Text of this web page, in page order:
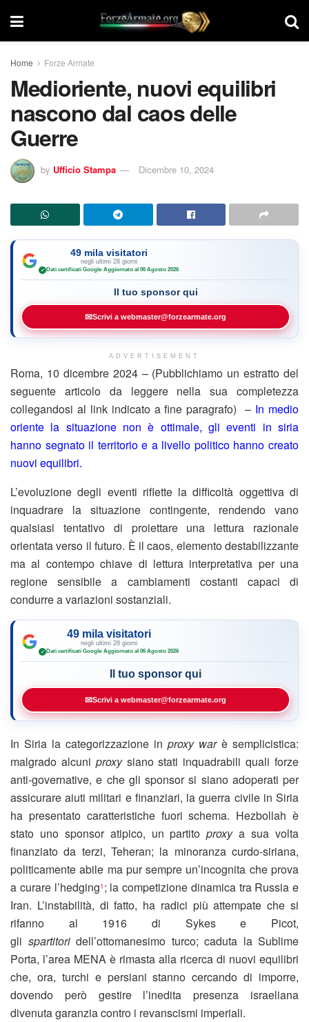
Home Forze Armate
Medioriente, nuovi equilibri
nascono dal caos delle
Guerre
by Ufficio Stampa Dicembre 10, 2024
49 mila visitatori
negli ultimi 28 giorni
✓ Dati certificati Google·Aggiornato al 06 Agosto 2026
Il tuo sponsor qui
✉Scrivi a webmaster@forzearmate.org
ADVERTISEMENT
Roma, 10 dicembre 2024 – (Pubblichiamo un estratto del
seguente articolo da leggere nella sua completezza
collegandosi al link indicato a fine paragrafo) – In medio
oriente la situazione non è ottimale, gli eventi in siria
hanno segnato il territorio e a livello politico hanno creato
nuovi equilibri.
L’evoluzione degli eventi riflette la difficoltà oggettiva di
inquadrare la situazione contingente, rendendo vano
qualsiasi tentativo di proiettare una lettura razionale
orientata verso il futuro. È il caos, elemento destabilizzante
ma al contempo chiave di lettura interpretativa per una
regione sensibile a cambiamenti costanti capaci di
condurre a variazioni sostanziali.
49 mila visitatori
negli ultimi 28 giorni
✓ Dati certificati Google·Aggiornato al 06 Agosto 2026
Il tuo sponsor qui
✉Scrivi a webmaster@forzearmate.org
In Siria la categorizzazione in proxy warè semplicistica:
malgrado alcuni proxysiano stati inquadrabili quali forze
anti-governative, e che gli sponsor si siano adoperati per
assicurare aiuti militari e finanziari, la guerra civile in Siria
ha presentato caratteristiche fuori schema. Hezbollah è
stato uno sponsor atipico, un partitoproxya sua volta
finanziato da terzi, Teheran; la minoranza curdo-siriana,
politicamente abile ma pur sempre un’incognita che prova
a curare l’hedging1 ; la competizione dinamica tra Russia e
Iran. L’instabilità, di fatto, ha radici più attempate che si
rifanno al 1916 di Sykes e Picot,
gli spartitori dell’ottomanesimo turco; caduta la Sublime
Porta, l’area MENA è rimasta alla ricerca di nuovi equilibri
che, ora, turchi e persiani stanno cercando di imporre,
dovendo però gestire l’inedita presenza israeliana
divenuta garanzia contro i revanscismi imperiali.